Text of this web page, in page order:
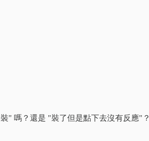
" 嗎？還是 "裝了但是點下去沒有反應"？